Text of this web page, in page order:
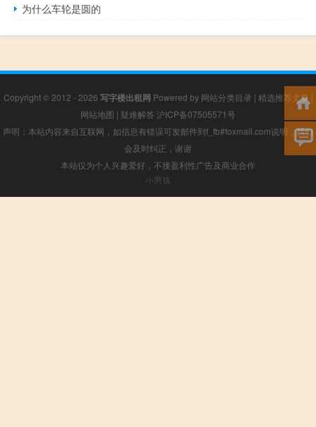
为什么车轮是圆的
Copyright © 2012 - 2026 写字楼出租网 Powered by 网站分类目录 | 精选推荐文章 |
网站地图 | 疑难解答 沪ICP备07505571号
声明：本站内容来自互联网，如信息有错误可发邮件到f_fb#foxmail.com说明，我们
会及时纠正，谢谢
本站仅为个人兴趣爱好，不接盈利性广告及商业合作
小男孩